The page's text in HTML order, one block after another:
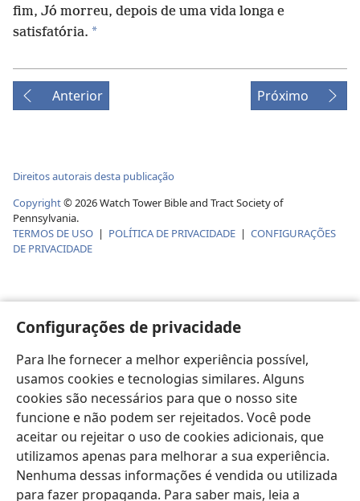
Configurações de privacidade
Para lhe fornecer a melhor experiência possível,
usamos cookies e tecnologias similares. Alguns
cookies são necessários para que o nosso site
funcione e não podem ser rejeitados. Você pode
aceitar ou rejeitar o uso de cookies adicionais, que
utilizamos apenas para melhorar a sua experiência.
Nenhuma dessas informações é vendida ou utilizada
para fazer propaganda. Para saber mais, leia a
fim, Jó morreu, depois de uma vida longa e
satisfatória. *
Anterior Próximo
Direitos autorais desta publicação
Copyright© 2026Watch Tower Bible and Tract Society of
Pennsylvania.
TERMOS DE USO | POLÍTICA DE PRIVACIDADE | CONFIGURAÇÕES
DE PRIVACIDADE